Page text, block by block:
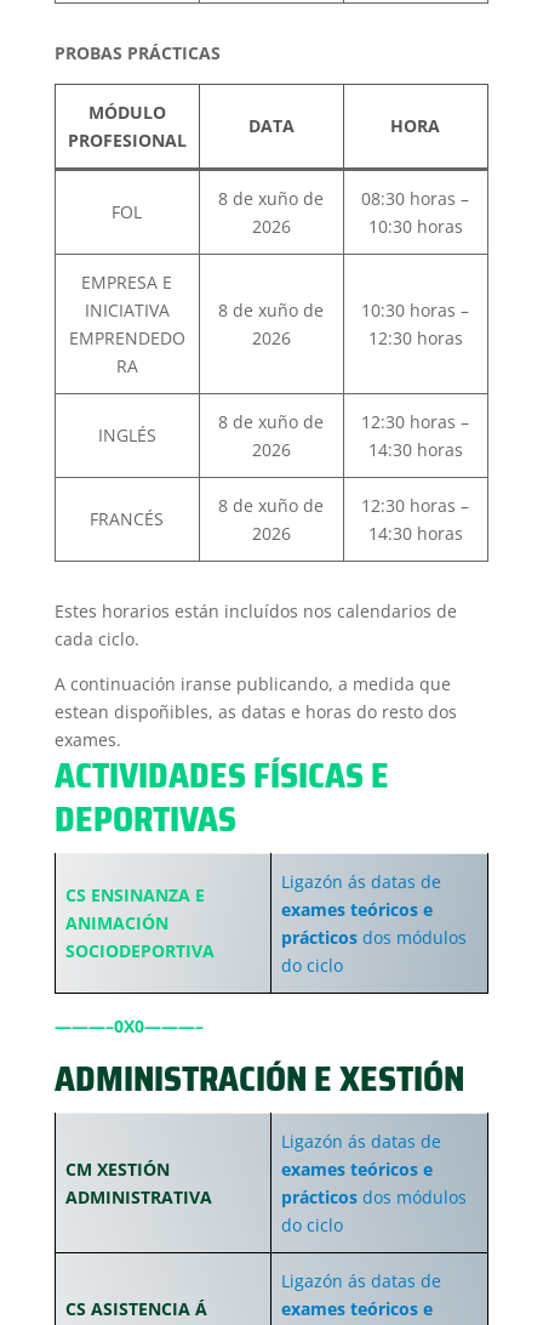
PROBAS PRÁCTICAS
MÓDULO
PROFESIONAL
DATA HORA
FOL
8 de xuño de
2026
08:30 horas –
10:30 horas
EMPRESA E
INICIATIVA
EMPRENDEDO
RA
8 de xuño de
2026
10:30 horas –
12:30 horas
INGLÉS
8 de xuño de
2026
12:30 horas –
14:30 horas
FRANCÉS
8 de xuño de
2026
12:30 horas –
14:30 horas
Estes horarios están incluídos nos calendarios de
cada ciclo.
A continuación iranse publicando, a medida que
estean dispoñibles, as datas e horas do resto dos
exames.
ACTIVIDADES FÍSICAS E
DEPORTIVAS
CS ENSINANZA E
ANIMACIÓN
SOCIODEPORTIVA
Ligazón ás datas de
exames teóricos e
prácticos dos módulos
do ciclo
———–0X0———–
ADMINISTRACIÓN E XESTIÓN
CM XESTIÓN
ADMINISTRATIVA
Ligazón ás datas de
exames teóricos e
prácticos dos módulos
do ciclo
CS ASISTENCIA Á
Ligazón ás datas de
exames teóricos e